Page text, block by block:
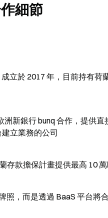
細節
立於 2017 年，目前持有
洲新銀行 bunq 合作，提供
立業務的公司
存款擔保計畫提供最高 10
照，而是透過 BaaS 平台將